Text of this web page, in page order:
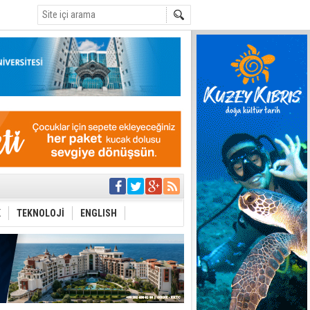
en temel
Festival
yitirdi
geliniyor
yönetim
TEKNOLOJİ ENGLISH